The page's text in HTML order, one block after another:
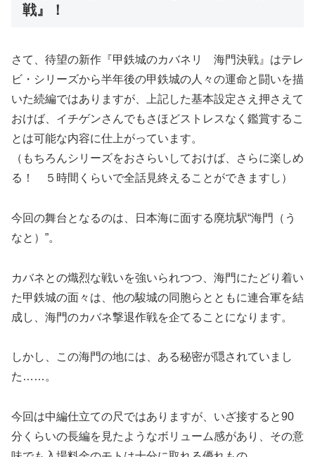
戦』！
さて、待望の新作『甲鉄城のカバネリ 海門決戦』はテレ
ビ・シリーズから半年後の甲鉄城の人々の運命と闘いを描
いた続編ではありますが、上記した基本設定さえ押さえて
おけば、イチゲンさんでもさほどストレスなく鑑賞するこ
とは可能な内容に仕上がっています。
（もちろんシリーズをおさらいしておけば、さらに楽しめ
る！ ５時間くらいで全話見終えることができますし）
今回の舞台となるのは、日本海に面する廃坑駅“海門（う
なと）”。
カバネとの熾烈な戦いを強いられつつ、海門にたどり着い
た甲鉄城の面々は、他の駿城の同胞らとともに連合軍を結
成し、海門のカバネ撃退作戦を企てることになります。
しかし、この海門の地には、ある秘密が隠されていまし
た……。
今回は中編仕立ての尺ではありますが、いざ接すると90
分くらいの長編を見たようなボリューム感があり、その意